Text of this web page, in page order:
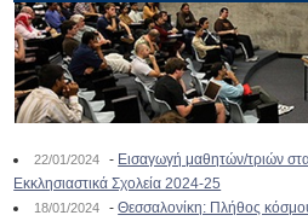
22/01/2024 - Εισαγωγή μαθητών/τριών
Εκκλησιαστικά Σχολεία 2024-25
18/01/2024 -Θεσσαλονίκη: Πλήθος